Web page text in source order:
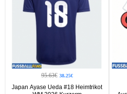
95.63€ 38.25€
Japan Ayase Ueda #18 Heimtrikot